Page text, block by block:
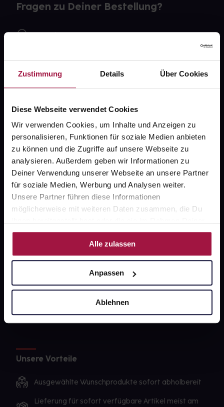
Zustimmung Details Über Cookies
Diese Webseite verwendet Cookies
Wir verwenden Cookies, um Inhalte und Anzeigen zu
personalisieren, Funktionen für soziale Medien anbieten
zu können und die Zugriffe auf unsere Webseite zu
analysieren. Außerdem geben wir Informationen zu
Deiner Verwendung unserer Webseite an unsere Partner
für soziale Medien, Werbung und Analysen weiter.
Unsere Partner führen diese Informationen
möglicherweise mit weiteren Daten zusammen, die Du
Nutzung der Dienste gesammelt haben.
Alle zulassen
Anpassen
Ablehnen
Fragen zu Deiner Bestellung?
Kontakt
gesund.de
Über uns
Karriere
Newsletter
Barrierefreiheitserklärung
PAYBACK
Sanitätshäuser
Unsere Vorteile
Ausgewählte Wunschprodukte sofort abholbereit
Lieferung für sofort verfügbare Artikel meist am